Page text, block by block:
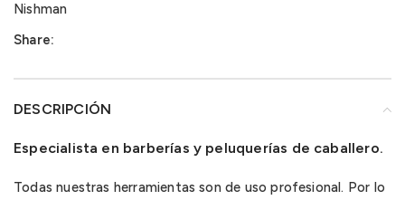
Nishman
Share:
DESCRIPCIÓN
Especialista en barberías y peluquerías de caballero.
Todas nuestras herramientas son de uso profesional. Por lo